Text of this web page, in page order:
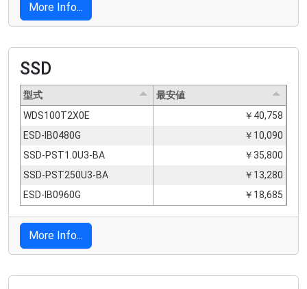
More Info...
SSD
型式
最安値
WDS100T2X0E
￥40,758
ESD-IB0480G
￥10,090
SSD-PST1.0U3-BA
￥35,800
SSD-PST250U3-BA
￥13,280
ESD-IB0960G
￥18,685
More Info...